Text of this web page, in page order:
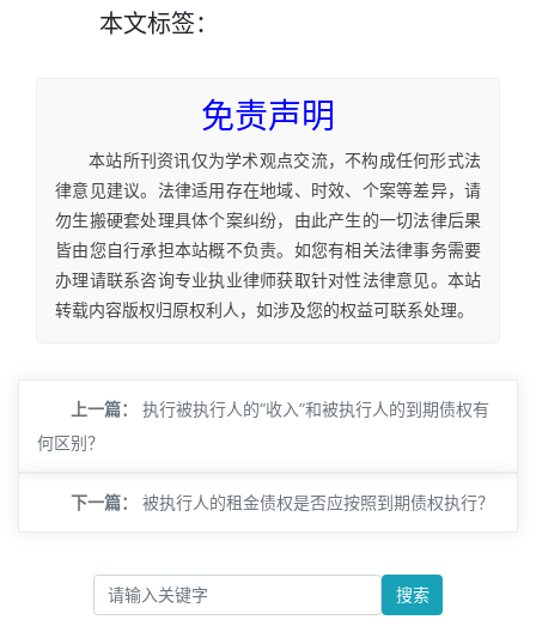
本文标签：
免责声明
本站所刊资讯仅为学术观点交流，不构成任何形式法
律意见建议。法律适用存在地域、时效、个案等差异，请
勿生搬硬套处理具体个案纠纷，由此产生的一切法律后果
皆由您自行承担本站概不负责。如您有相关法律事务需要
办理请联系咨询专业执业律师获取针对性法律意见。本站
转载内容版权归原权利人，如涉及您的权益可联系处理。
上一篇：
执行被执行人的“收入”和被执行人的到期债权有
何区别？
下一篇： 被执行人的租金债权是否应按照到期债权执行？
搜索